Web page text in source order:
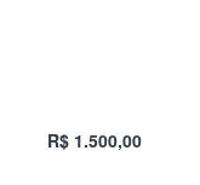
R$ 1.500,00